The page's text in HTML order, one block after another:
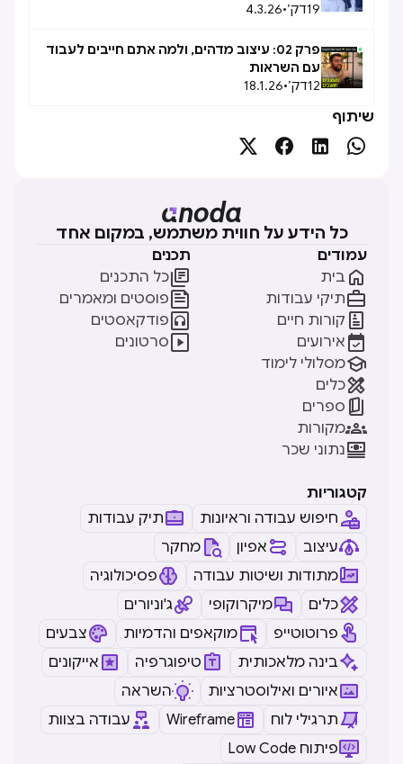
19דק׳•
4.3.26
פרק 02: עיצוב מדהים, ולמה אתם חייבים לעבוד
עם השראות
12דק׳•
18.1.26
שיתוף




כל הידע על חווית משתמש, במקום אחד
עמודים
בית 
תיקי עבודות
קורות חיים 
אירועים 
מסלולי לימוד
כלים
ספרים 
מקורות
נתוני שכר
תכנים
כל התכנים
פוסטים ומאמרים
פודקאסטים
סרטונים
קטגוריות
חיפוש עבודה וראיונות
תיק עבודות
עיצוב
אפיון
מחקר
מתודות ושיטות עבודה
פסיכולוגיה
כלים
מיקרוקופי
ג'וניורים
פרוטוטייפ
מוקאפים והדמיות
צבעים
בינה מלאכותית
טיפוגרפיה
אייקונים
איורים ואילוסטרציות
השראה
תרגילי לוח
Wireframe
עבודה בצוות
Low Code פיתוח